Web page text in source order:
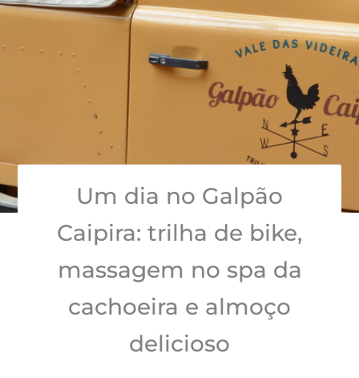
Um dia no Galpão
Caipira: trilha de bike,
massagem no spa da
cachoeira e almoço
delicioso